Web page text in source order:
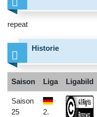
repeat
Historie
Saison Liga Ligabild
Saison
25
2.